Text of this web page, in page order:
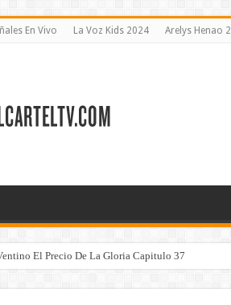
En Vivo La Voz Kids 2024 Arelys Henao 2
El Precio De La Gloria Capitulo 37